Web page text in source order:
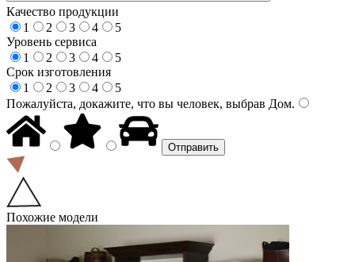
Качество продукции
1
2 3 4
5
Уровень сервиса
1
2 3 4
5
Срок изготовления
1
2 3 4
5
Пожалуйста, докажите, что вы человек, выбрав Дом.
Похожие модели